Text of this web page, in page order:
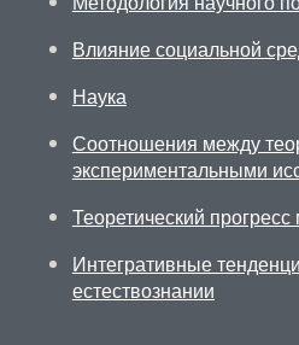
Влияние социальной
Наука
Соотношения между
экспериментальными
Теоретический
Интегративные
естествознании